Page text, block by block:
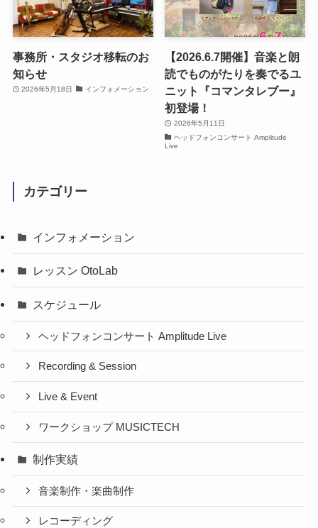
事務所・スタジオ移転のお
知らせ
2026年5月18日 インフォメーション
【2026.6.7開催】音楽と朗
読でものがたりを奏でるユ
ニット『コマンタレブー』
初登場！
2026年5月11日
ヘッドフォンコンサート Amplitude
Live
カテゴリー
インフォメーション
レッスン OtoLab
スケジュール
ヘッドフォンコンサート Amplitude Live
Recording & Session
Live & Event
ワークショップ MUSICTECH
制作実績
音楽制作・楽曲制作
レコーディング